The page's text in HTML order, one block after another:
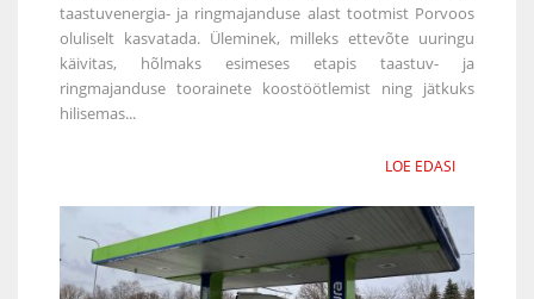
taastuvenergia- ja ringmajanduse alast tootmist Porvoos
oluliselt kasvatada. Üleminek, milleks ettevõte uuringu
käivitas, hõlmaks esimeses etapis taastuv- ja
ringmajanduse toorainete koostöötlemist ning jätkuks
hilisemas...
LOE EDASI